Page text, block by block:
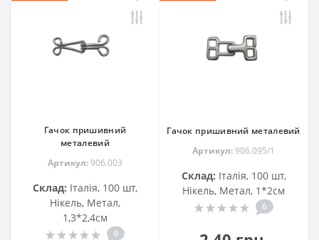
Гачок пришивний
металевий
Артикул:906.003
Склад: Італія, 100 шт,
Нікель, Метал,
1,3*2,4см
0
Гачок пришивний металевий
Артикул:906.095/1
Склад: Італія, 100 шт,
Нікель, Метал, 1*2см
0